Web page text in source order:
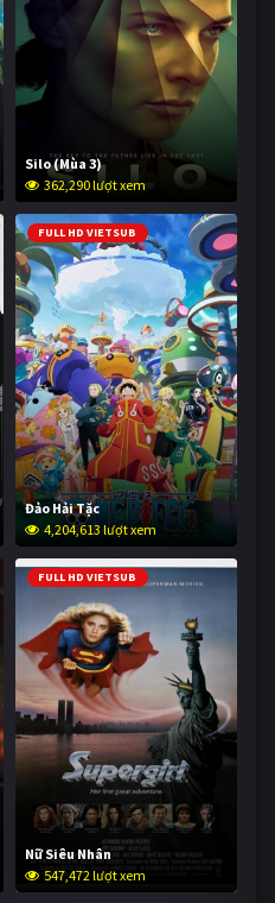
Silo (Mùa 3)
362,290 lượt xem
FULL HD VIETSUB
Đảo Hải Tặc
4,204,613 lượt xem
FULL HD VIETSUB
Nữ Siêu Nhân
547,472 lượt xem